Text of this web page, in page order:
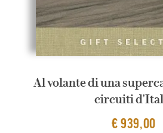
Al volante di una
circuiti
€ 939,00